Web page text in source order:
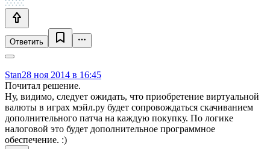
Ответить
Stan28 ноя 2014 в 16:45
Почитал решение.
Ну, видимо, следует ожидать, что приобретение виртуальной
валюты в играх мэйл.ру будет сопровождаться скачиванием
дополнительного патча на каждую покупку. По логике
налоговой это будет дополнительное программное
обеспечение. :)